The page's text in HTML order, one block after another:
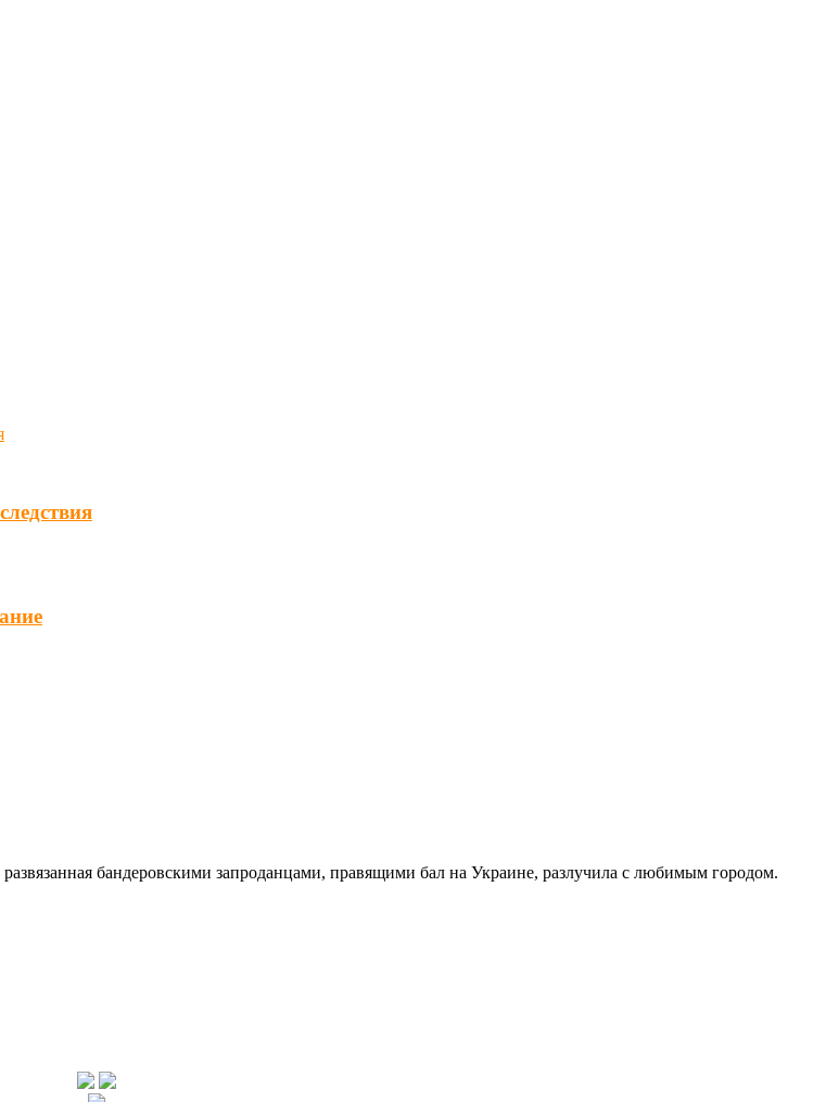
бандеровскими запроданцами, правящими бал на Украине, разлучила с любимым городом.